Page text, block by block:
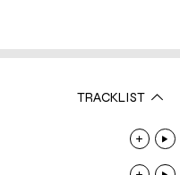
TRACKLIST